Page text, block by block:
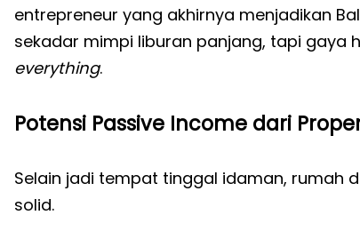
entrepreneur yang akhirnya menjadikan
sekadar mimpi liburan panjang, tapi gaya
everything.
Potensi Passive Income dari
Selain jadi tempat tinggal idaman, rumah
solid.